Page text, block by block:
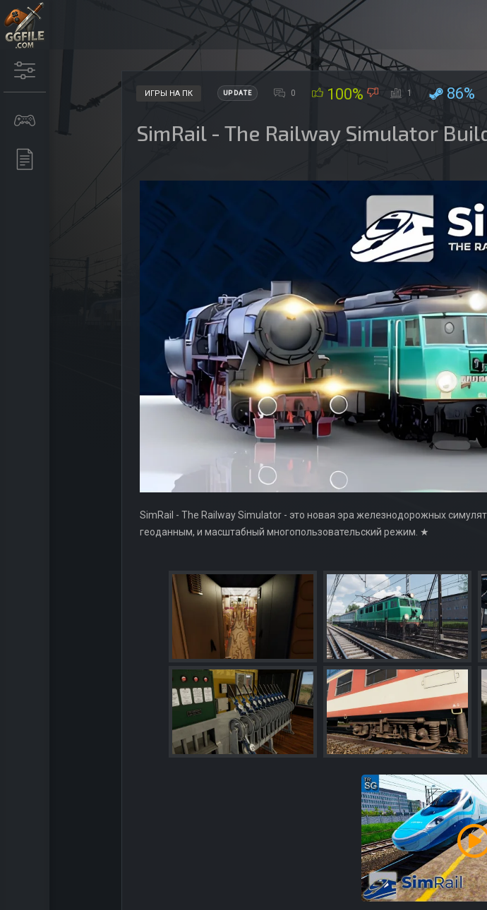
ИГРЫ НА ПК UPDATE 0 100% 1 86%
SimRail - The Railway Simulator
SimRail - The Railway Simulator - это новая эра железнодорожных
геоданным, и масштабный многопользовательский режим. ★